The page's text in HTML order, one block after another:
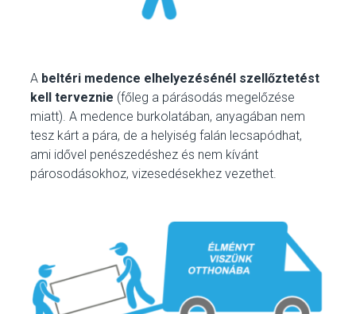
A beltéri medence elhelyezésénél szellőztetést
kell terveznie (főleg a párásodás megelőzése
miatt). A medence burkolatában, anyagában nem
tesz kárt a pára, de a helyiség falán lecsapódhat,
ami idővel penészedéshez és nem kívánt
párosodásokhoz, vizesedésekhez vezethet.